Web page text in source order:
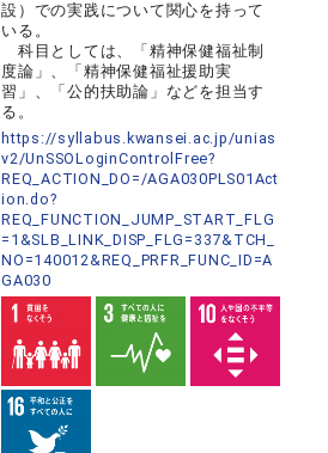
設）での実践について関心を持って
いる。
科目としては、「精神保健福祉制
度論」、「精神保健福祉援助実
習」、「公的扶助論」などを担当す
る。
https://syllabus.kwansei.ac.jp/unias
v2/UnSSOLoginControlFree?
REQ_ACTION_DO=/AGA030PLS01Act
ion.do?
REQ_FUNCTION_JUMP_START_FLG
=1&SLB_LINK_DISP_FLG=337&TCH_
NO=140012&REQ_PRFR_FUNC_ID=A
GA030